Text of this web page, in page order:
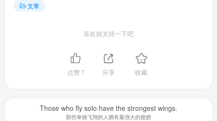
文章
喜欢就支持一下吧
点赞7 分享 收藏
Those who fly solo have the strongest wings.
那些单独飞翔的人拥有最强大的翅膀